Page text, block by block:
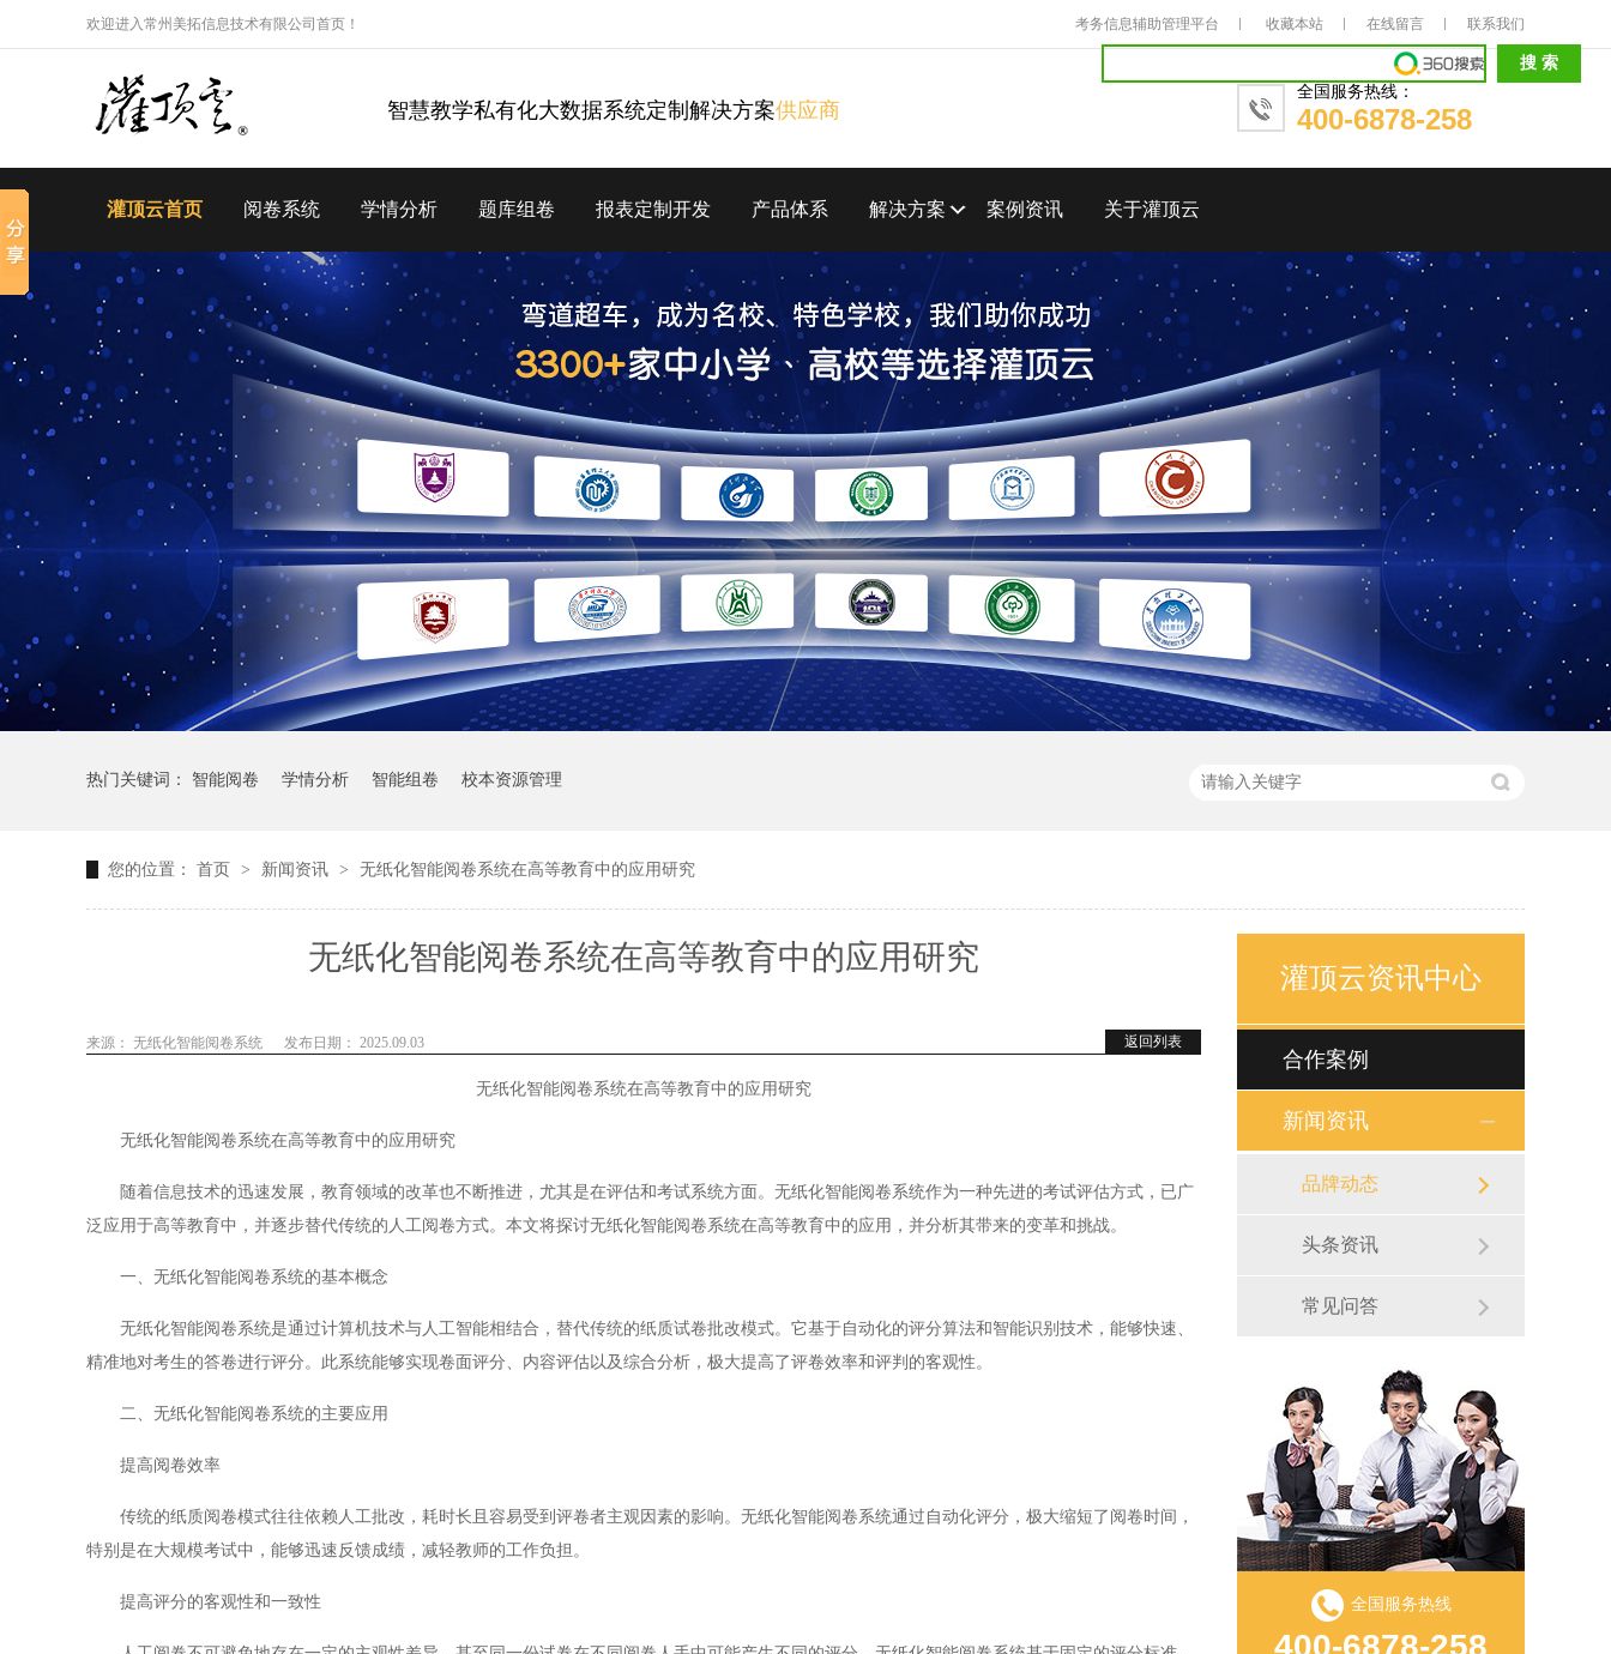
考务信息辅助管理平台 收藏本站 在线留言 联系我们
欢迎进入常州美拓信息技术有限公司首页！
智慧教学私有化大数据系统定制解决方案供应商
全国服务热线：
400-6878-258
灌顶云首页 阅卷系统 学情分析 题库组卷 报表定制开发 产品体系 解决方案 案例资讯 关于灌顶云
热门关键词： 智能阅卷 学情分析 智能组卷 校本资源管理
您的位置： 首页 > 新闻资讯 > 无纸化智能阅卷系统在高等教育中的应用研究
无纸化智能阅卷系统在高等教育中的应用研究
返回列表
来源： 无纸化智能阅卷系统 发布日期： 2025.09.03
无纸化智能阅卷系统在高等教育中的应用研究
无纸化智能阅卷系统在高等教育中的应用研究
随着信息技术的迅速发展，教育领域的改革也不断推进，尤其是在评估和考试系统方面。无纸化智能阅卷系统作为一种先进的考试评估方式，已广
泛应用于高等教育中，并逐步替代传统的人工阅卷方式。本文将探讨无纸化智能阅卷系统在高等教育中的应用，并分析其带来的变革和挑战。
一、无纸化智能阅卷系统的基本概念
无纸化智能阅卷系统是通过计算机技术与人工智能相结合，替代传统的纸质试卷批改模式。它基于自动化的评分算法和智能识别技术，能够快速、
精准地对考生的答卷进行评分。此系统能够实现卷面评分、内容评估以及综合分析，极大提高了评卷效率和评判的客观性。
二、无纸化智能阅卷系统的主要应用
提高阅卷效率
传统的纸质阅卷模式往往依赖人工批改，耗时长且容易受到评卷者主观因素的影响。无纸化智能阅卷系统通过自动化评分，极大缩短了阅卷时间，
特别是在大规模考试中，能够迅速反馈成绩，减轻教师的工作负担。
提高评分的客观性和一致性
灌顶云资讯中心
合作案例
新闻资讯
品牌动态
头条资讯
常见问答
全国服务热线
400-6878-258